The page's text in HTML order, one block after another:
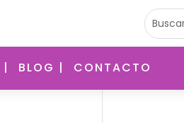
| BLOG | CONTACTO